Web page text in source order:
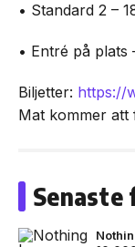
• Standard 2 –
• Entré på plats
Biljetter: https://
Mat kommer att
Senaste